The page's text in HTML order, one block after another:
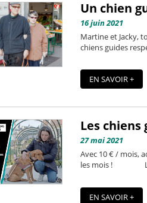
Un chien
16 juin 2021
Martine et Jacky,
chiens guides
EN SAVOIR +
Les chiens
27 mai 2021
Avec 10 € / mois,
les mois ! Le
EN SAVOIR +